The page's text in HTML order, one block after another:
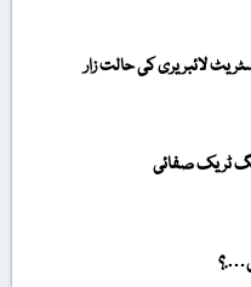
لائبریری کی حالت زار
ٹریک صفائی